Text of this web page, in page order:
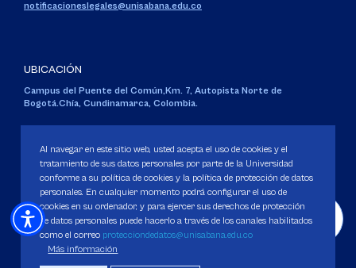
notificacioneslegales@unisabana.edu.co
UBICACIÓN
Campus del Puente del Común,Km. 7, Autopista Norte de
Bogotá.Chía, Cundinamarca, Colombia.
Personería Jurídica:Resolución 130 del 14 de enero de 1980.
Ministerio de Educación Nacional.
Política de Protección de datos
Al navegar en este sitio web, usted acepta el uso de cookies y el
tratamiento de sus datos personales por parte de la Universidad
conforme a su política de cookies y la política de protección de datos
personales. En cualquier momento podrá configurar el uso de
cookies en su ordenador, y para ejercer sus derechos de protección
de datos personales puede hacerlo a través de los canales habilitados
como el correo protecciondedatos@unisabana.edu.co
Más información